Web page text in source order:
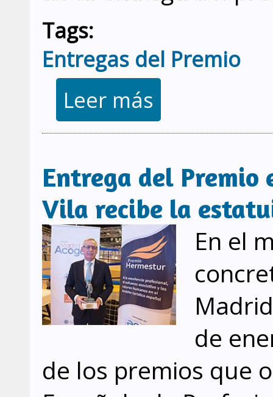
Tags:
Entregas del Premio
Leer más
Entrega del Premio
Vila recibe la
En el
de
de los premios que